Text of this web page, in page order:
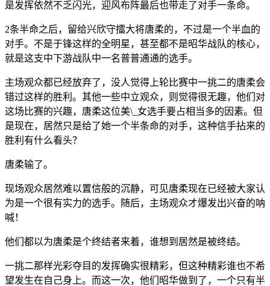
是发挥依然不乏闪光，迎风布阵最后也带走了对手一条命。
2条半命之后，留给兴欣守擂大将唐柔的，不过是一个半血的
对手。不是于锋这样的全明星，甚至都不是昭华战队的核心，
就是这支中下游战队中一名普普通通的选手。
主场观众都已经放弃了，没人觉得上轮比赛中一挑二的唐柔会
错过这样的胜利。其他一些中立观众，则觉得很无趣，他们对
这场比赛的兴趣，唐柔这位美\_女选手要占相当多的因素。但
是现在，居然只是给了她一个半条命的对手，这种信手拈来的
胜利有什么看头？
唐柔输了。
现场观众居然难以置信般的沉静，可见唐柔现在已经被大家认
为是一个很有实力的选手。随后，主场观众才爆发出兴奋的呐
喊！
他们都以为唐柔是个终结者来着，谁想到居然是被终结。
一挑二那样光彩夺目的发挥确实很精彩，但这种精彩谁也不希
望发生在自己身上。而这一次，他们昭华做到了，一个只有半